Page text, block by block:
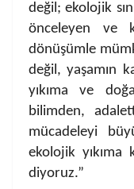
değil; ekolojik
önceleyen ve
dönüşümle
değil, yaşamın
yıkıma ve
bilimden,
mücadeleyi
ekolojik yıkıma
diyoruz.”